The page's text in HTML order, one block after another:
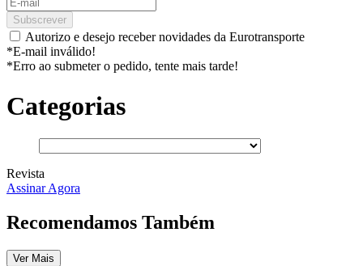
Subscrever
Autorizo e desejo receber novidades da Eurotransporte
*E-mail inválido!
*Erro ao submeter o pedido, tente mais tarde!
Categorias
Revista
Assinar Agora
Recomendamos Também
Ver Mais